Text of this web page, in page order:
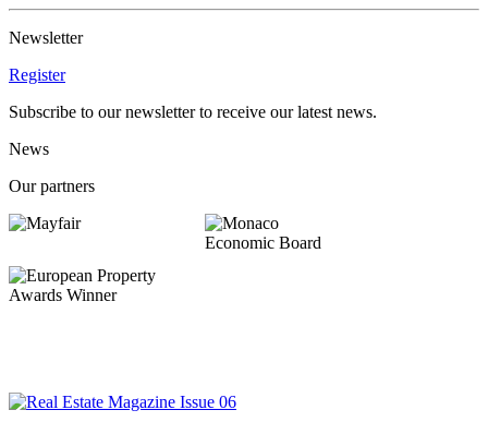
Newsletter
Register
Subscribe to our newsletter to receive our latest news.
News
Our partners